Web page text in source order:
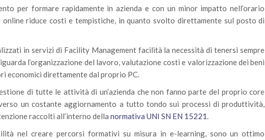
per formare rapidamente in azienda e con un minor impatto nell’orario
riduce costi e tempistiche, in quanto svolto direttamente sul posto di
in servizi di Facility Management facilità la necessità di tenersi sempre
l’organizzazione del lavoro, valutazione costi e valorizzazione dei beni
economici direttamente dal proprio PC.
di tutte le attività di un’azienda che non fanno parte del proprio core
un costante aggiornamento a tutto tondo sui processi di produttività,
raccolti all’interno della normativa UNI SN EN 15221
nel creare percorsi formativi su misura in e-learning, sono un ottimo